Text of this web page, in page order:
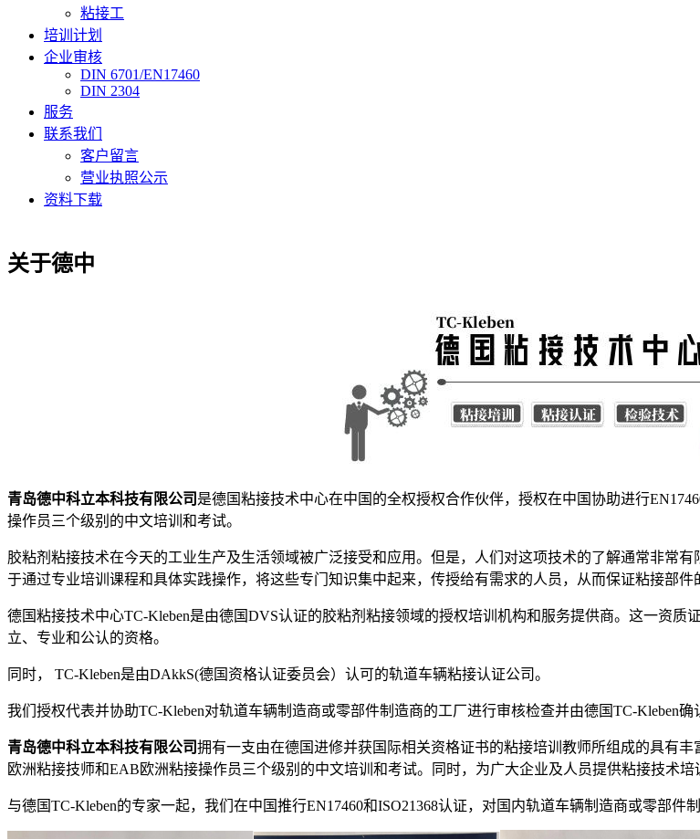
粘接工
培训计划
企业审核
DIN 6701/EN17460
DIN 2304
服务
联系我们
客户留言
营业执照公示
资料下载
关于德中
青岛德中科立本科技有限公司 是德国粘接技术中心在中国的全权授权合作伙伴， 授权在中国协助进行
操作员三个级别的中文培训和考试。
胶粘剂粘接技术在今天的工业生产及生活领域被广泛接受和应用。但是，人们对这项技术的了解通常非常
于通过专业培训课程和具体实践操作，将这些专门知识集中起来，传授给有需求的人员，从而保证粘接部件
德国粘接技术中心TC-Kleben是由德国DVS认证的胶粘剂粘接领域的授权培训机构和服务提供商。这一资
立、专业和公认的资格。
同时， TC-Kleben是由DAkkS(德国资格认证委员会）认可的轨道车辆粘接认证公司。
我们授权代表并协助TC-Kleben对轨道车辆制造商或零部件制造商的工厂进行审核检查并由德国TC-Kleben确
青岛德中科立本科技有限公司拥有一支由在德国进修并获国际相关资格证书的粘接培训教师所组成的具有
欧洲粘接技师和EAB欧洲粘接操作员三个级别的中文培训和考试。同时，为广大企业及人员提供粘接技术培
与德国TC-Kleben的专家一起，我们在中国推行EN17460和ISO21368认证，对国内轨道车辆制造商或零部件